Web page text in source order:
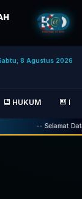
8 Agustus 2026
HUKUM
-- Selamat